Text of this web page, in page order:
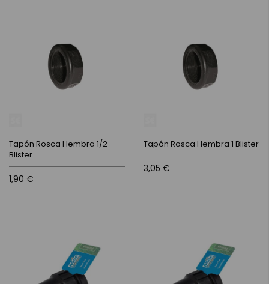
Tapón Rosca Hembra 1/2
Blister
1,90 €
Tapón Rosca Hembra 1 Blister
3,05 €